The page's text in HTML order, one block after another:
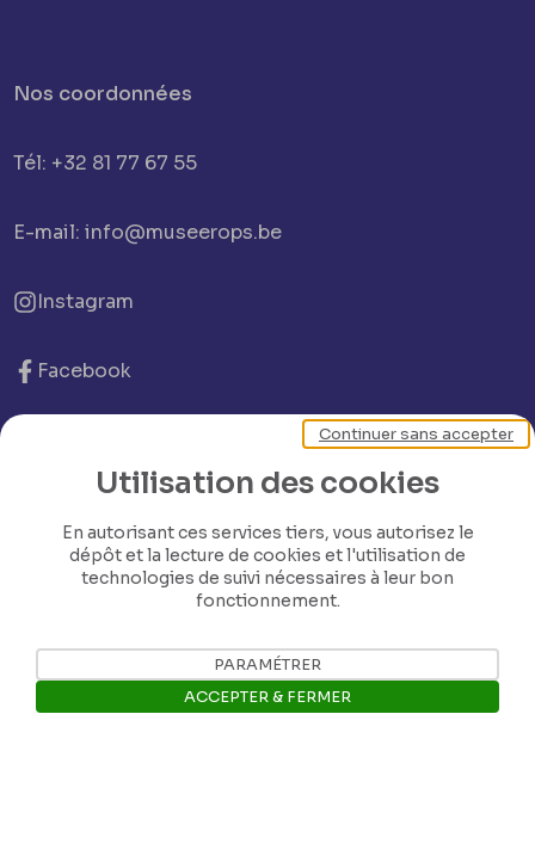
Nos coordonnées
Tél: +32 81 77 67 55
E-mail: info@museerops.be
Instagram
Facebook
Le site web du musée
Les collections du musée
Comité d’honneur et scientifique
Utilisation des cookies
En autorisant ces services tiers, vous autorisez le
dépôt et la lecture de cookies et l'utilisation de
technologies de suivi nécessaires à leur bon
fonctionnement.
Continuer sans accepter
PARAMÉTRER
ACCEPTER & FERMER